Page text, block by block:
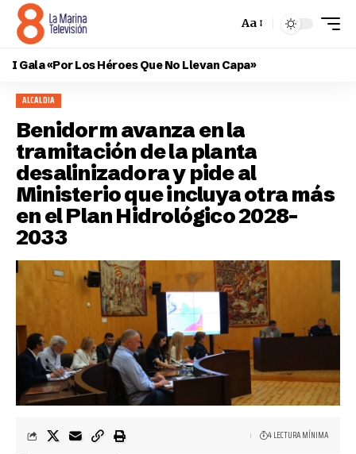
Aa
I Gala «Por Los Héroes Que No Llevan Capa»
ALCALDIA
Benidorm avanza en la
tramitación de la planta
desalinizadora y pide al
Ministerio que incluya otra más
en el Plan Hidrológico 2028-
2033
4 LECTURA MÍNIMA